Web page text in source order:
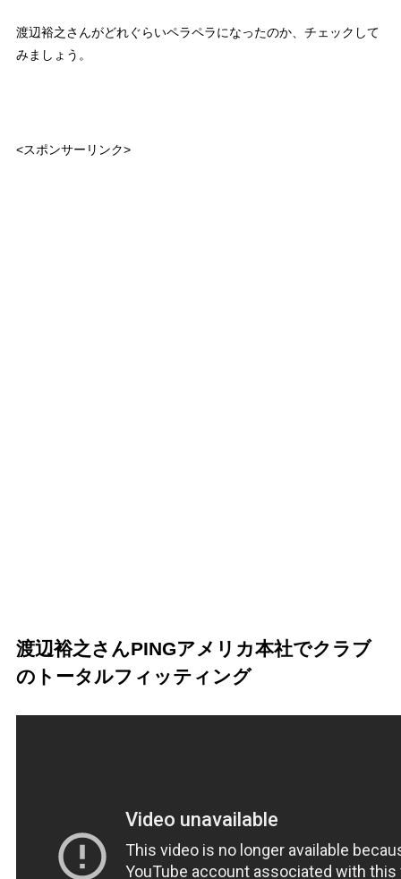
渡辺裕之さんがどれぐらいペラペラになったのか、チェックして
みましょう。
<スポンサーリンク>
渡辺裕之さんPINGアメリカ本社でクラブ
のトータルフィッティング